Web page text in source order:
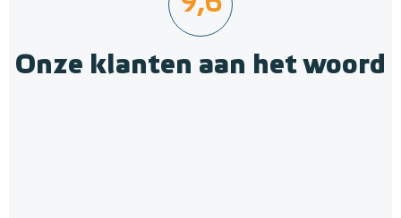
Onze klanten aan het woord